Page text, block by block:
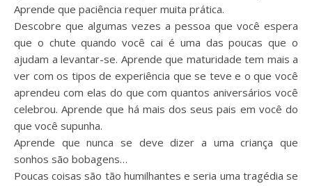
Aprende que paciência requer muita prática.
Descobre que algumas vezes a pessoa que você espera
que o chute quando você cai é uma das poucas que o
ajudam a levantar-se. Aprende que maturidade tem mais a
ver com os tipos de experiência que se teve e o que você
aprendeu com elas do que com quantos aniversários você
celebrou. Aprende que há mais dos seus pais em você do
que você supunha.
Aprende que nunca se deve dizer a uma criança que
sonhos são bobagens…
Poucas coisas são tão humilhantes e seria uma tragédia se